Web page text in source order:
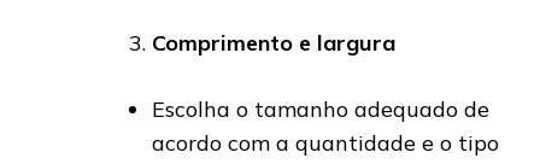
Comprimento e largura
Escolha o tamanho adequado de
acordo com a quantidade e o tipo